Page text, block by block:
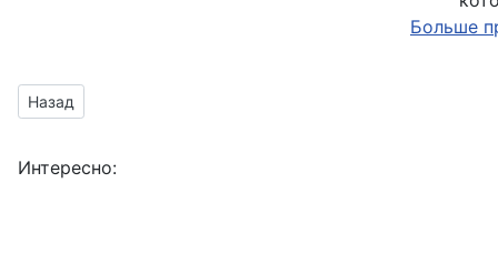
Больше
Предыдущий материал: создать пригласительный билет
Назад
Интересно: